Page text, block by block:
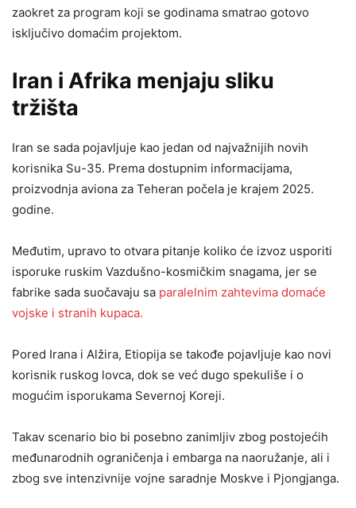
zaokret za program koji se godinama smatrao gotovo
isključivo domaćim projektom.
Iran i Afrika menjaju sliku
tržišta
Iran se sada pojavljuje kao jedan od najvažnijih novih
korisnika Su-35. Prema dostupnim informacijama,
proizvodnja aviona za Teheran počela je krajem 2025.
godine.
Međutim, upravo to otvara pitanje koliko će izvoz usporiti
isporuke ruskim Vazdušno-kosmičkim snagama, jer se
fabrike sada suočavaju sa paralelnim zahtevima domaće
vojske i stranih kupaca.
Pored Irana i Alžira, Etiopija se takođe pojavljuje kao novi
korisnik ruskog lovca, dok se već dugo spekuliše i o
mogućim isporukama Severnoj Koreji.
Takav scenario bio bi posebno zanimljiv zbog postojećih
međunarodnih ograničenja i embarga na naoružanje, ali i
zbog sve intenzivnije vojne saradnje Moskve i Pjongjanga.